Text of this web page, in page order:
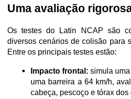
Uma avaliação
Os testes do Latin NCAP são
diversos cenários de colisão para
Entre os principais testes estão:
Impacto frontal: simula
uma barreira a 64 km/h,
cabeça, pescoço e tórax dos